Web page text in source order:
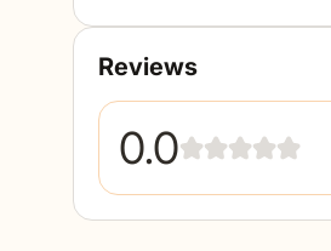
Reviews
0.0